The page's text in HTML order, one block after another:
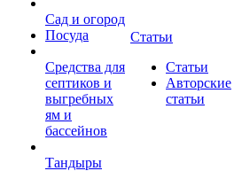
Сад и огород
Посуда
Средства для
септиков и
выгребных
ям и
бассейнов
Тандыры
Статьи
Статьи
Авторские
статьи